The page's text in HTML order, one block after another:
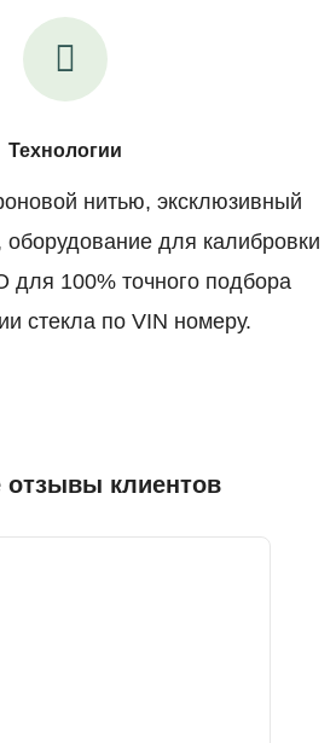
Технологии
нитью, эксклюзивный
для калибровки
для 100% точного подбора
стекла по VIN номеру.
клиентов